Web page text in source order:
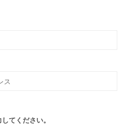
てください。